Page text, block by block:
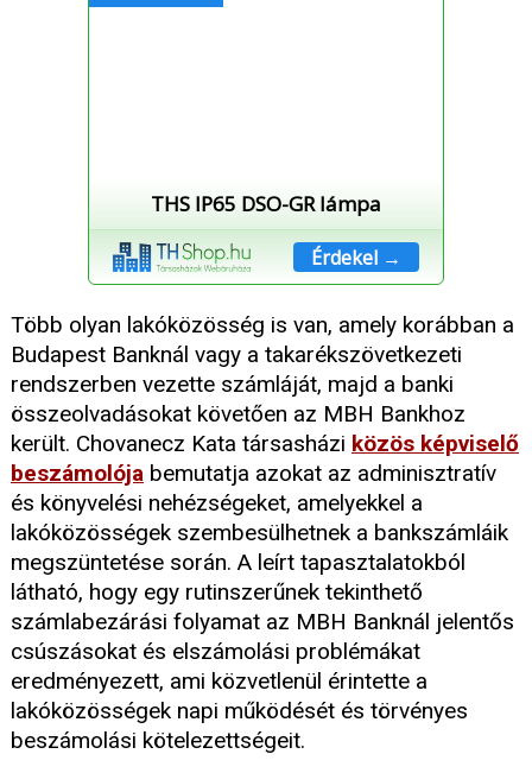
THS IP65 DSO-GR lámpa
Érdekel →
Több olyan lakóközösség is van, amely korábban a
Budapest Banknál vagy a takarékszövetkezeti
rendszerben vezette számláját, majd a banki
összeolvadásokat követően az MBH Bankhoz
került. Chovanecz Kata társasházi közös képviselő
beszámolója bemutatja azokat az adminisztratív
és könyvelési nehézségeket, amelyekkel a
lakóközösségek szembesülhetnek a bankszámláik
megszüntetése során. A leírt tapasztalatokból
látható, hogy egy rutinszerűnek tekinthető
számlabezárási folyamat az MBH Banknál jelentős
csúszásokat és elszámolási problémákat
eredményezett, ami közvetlenül érintette a
lakóközösségek napi működését és törvényes
beszámolási kötelezettségeit.